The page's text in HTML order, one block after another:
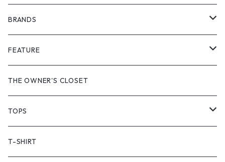
BRANDS
GHOST ALMOSTBLACK
PRODUCT TWELVE
BAICYCLON
Little Yarmouth
FEATURE
NEW VINTAGE
Supreme
Stussy
VINTAGE OUTDOOR
ARC'TERYX
RTW VINTAGE
THE OWNER'S CLOSET
TOPS
JACKET
T-SHIRT